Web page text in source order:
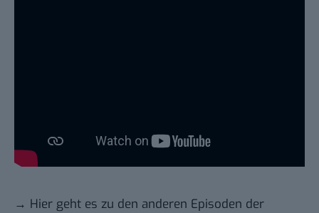
→ Hier geht es zu den anderen Episoden der